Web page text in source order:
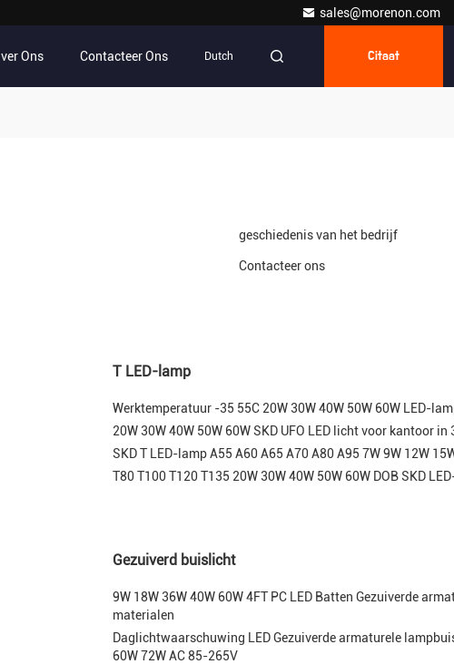
sales@morenon.com
Ons Contacteer Ons Dutch Citaat
geschiedenis van het bedrijf
Contacteer ons
T LED-lamp
Werktemperatuur -35 55C 20W 30W 40W 50W 60W LED-
20W 30W 40W 50W 60W SKD UFO LED licht voor kantoor
SKD T LED-lamp A55 A60 A65 A70 A80 A95 7W 9W 12W
T80 T100 T120 T135 20W 30W 40W 50W 60W DOB SKD
Gezuiverd buislicht
9W 18W 36W 40W 60W 4FT PC LED Batten Gezuiverde
materialen
Daglichtwaarschuwing LED Gezuiverde armaturele
60W 72W AC 85-265V